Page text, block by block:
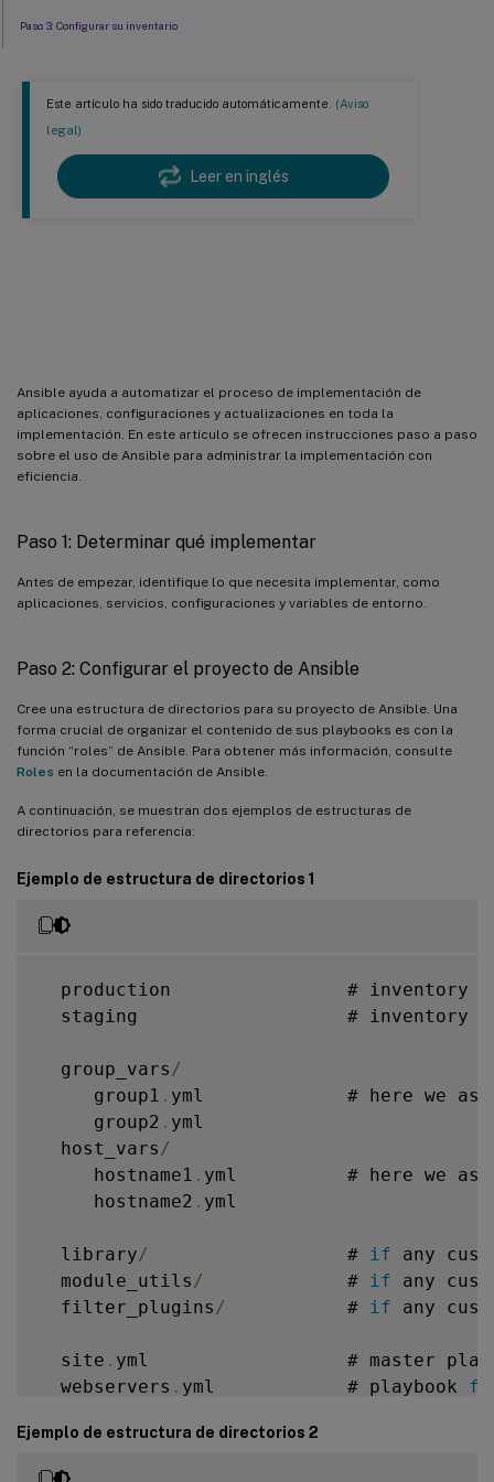
Este artículo ha sido traducido automáticamente. (Aviso
legal)
Leer en inglés
Ansible ayuda a automatizar el proceso de implementación de
aplicaciones, configuraciones y actualizaciones en toda la
implementación. En este artículo se ofrecen instrucciones paso a paso
sobre el uso de Ansible para administrar la implementación con
eficiencia.
Paso 1: Determinar qué implementar
Antes de empezar, identifique lo que necesita implementar, como
aplicaciones, servicios, configuraciones y variables de entorno.
Paso 2: Configurar el proyecto de Ansible
Cree una estructura de directorios para su proyecto de Ansible. Una
forma crucial de organizar el contenido de sus playbooks es con la
función “roles” de Ansible. Para obtener más información, consulte
Roles en la documentación de Ansible.
A continuación, se muestran dos ejemplos de estructuras de
directorios para referencia:
Ejemplo de estructura de directorios 1
production                # inventory
staging                   # inventory
  group_vars
/
     group1
. yml             # here we
     group2
. yml
  host_vars
/
     hostname1
. yml          # here we
     hostname2
. yml
  library
/
                  #
if any
  module_utils
/
             #
if any
  filter_plugins
/
           #
if any
  site
. yml                  # master
  webservers
. yml            # playbook
  roles
Ejemplo de estructura de directorios 2
Paso 3: Configurar su inventario
Linux
Ejemplo de playbook para instalar entornos .NET
Ejemplos de playbooks para actualizar Linux VDA